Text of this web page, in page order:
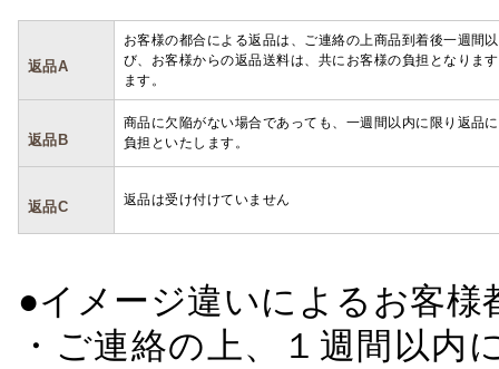
返品A
お客様の都合による返品は、ご連絡の上商品到着後一週間
び、お客様からの返品送料は、共にお客様の負担となりま
ます。
返品B
商品に欠陥がない場合であっても、一週間以内に限り返品
負担といたします。
返品C 返品は受け付けていません
●イメージ違いによるお客
・ご連絡の上、１週間以